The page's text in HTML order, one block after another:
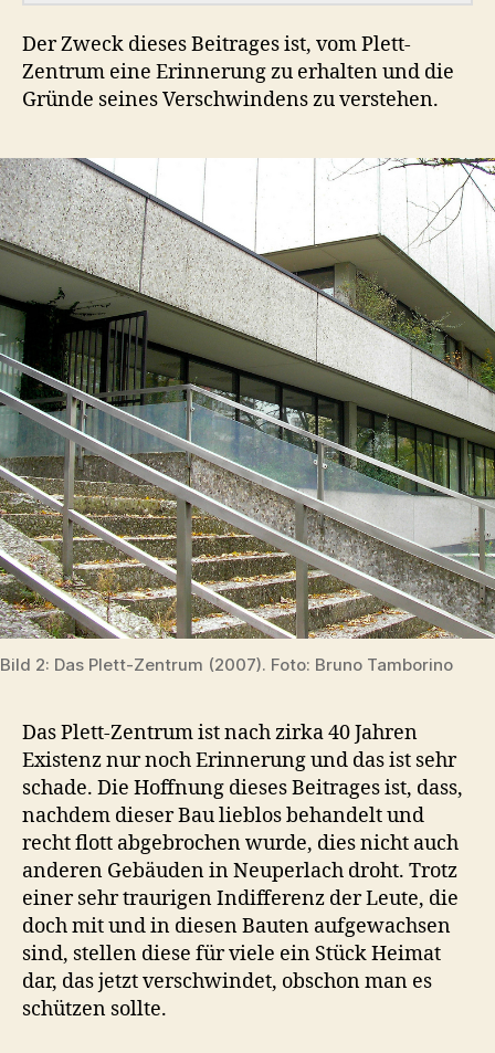
Der Zweck dieses Beitrages ist, vom Plett-
Zentrum eine Erinnerung zu erhalten und die
Gründe seines Verschwindens zu verstehen.
Bild 2: Das Plett-Zentrum (2007). Foto: Bruno Tamborino
Das Plett-Zentrum ist nach zirka 40 Jahren
Existenz nur noch Erinnerung und das ist sehr
schade. Die Hoffnung dieses Beitrages ist, dass,
nachdem dieser Bau lieblos behandelt und
recht flott abgebrochen wurde, dies nicht auch
anderen Gebäuden in Neuperlach droht. Trotz
einer sehr traurigen Indifferenz der Leute, die
doch mit und in diesen Bauten aufgewachsen
sind, stellen diese für viele ein Stück Heimat
dar, das jetzt verschwindet, obschon man es
schützen sollte.